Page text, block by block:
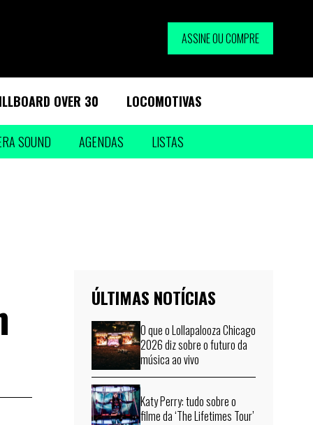
ASSINE OU COMPRE
OVER 30 LOCOMOTIVAS
SOUND AGENDAS LISTAS
ÚLTIMAS NOTÍCIAS
O que o Lollapalooza Chicago
2026 diz sobre o futuro da
música ao vivo
Katy Perry: tudo sobre o
filme da ‘The Lifetimes Tour’